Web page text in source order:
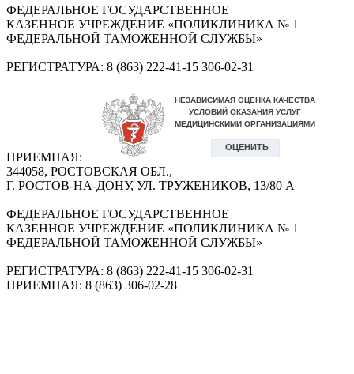
ФЕДЕРАЛЬНОЕ ГОСУДАРСТВЕННОЕ
КАЗЕННОЕ УЧРЕЖДЕНИЕ «ПОЛИКЛИНИКА № 1
ФЕДЕРАЛЬНОЙ ТАМОЖЕННОЙ СЛУЖБЫ»
РЕГИСТРАТУРА: 8 (863) 222-41-15 306-02-31
ПРИЕМНАЯ:
344058, РОСТОВСКАЯ ОБЛ.,
Г. РОСТОВ-НА-ДОНУ, УЛ. ТРУЖЕНИКОВ, 13/80 А
ФЕДЕРАЛЬНОЕ ГОСУДАРСТВЕННОЕ
КАЗЕННОЕ УЧРЕЖДЕНИЕ «ПОЛИКЛИНИКА № 1
ФЕДЕРАЛЬНОЙ ТАМОЖЕННОЙ СЛУЖБЫ»
РЕГИСТРАТУРА: 8 (863) 222-41-15 306-02-31
ПРИЕМНАЯ: 8 (863) 306-02-28